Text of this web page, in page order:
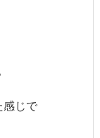
感じで